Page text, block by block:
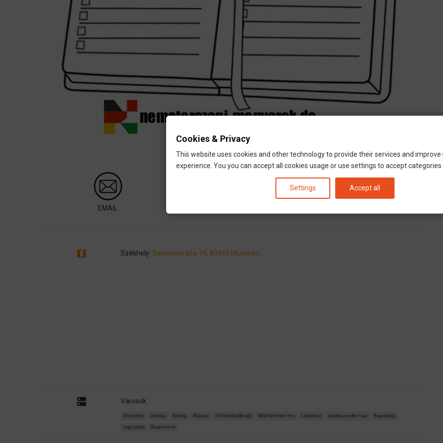
EMAIL
map Székhely: Sonnenstraße 19, 80469 München
dns Városok:
München Dachau Erding Passau Fürstenfeldbruck Mühldorf am Inn Landshut Landau an der Isar Augsburg
Ingolstadt Rosenheim
Cookies & Privacy
This website uses cookies and other technology to provide their services and improve
experience. You you can accept all cookies usage or use settings to accept categories
Settings Accept all